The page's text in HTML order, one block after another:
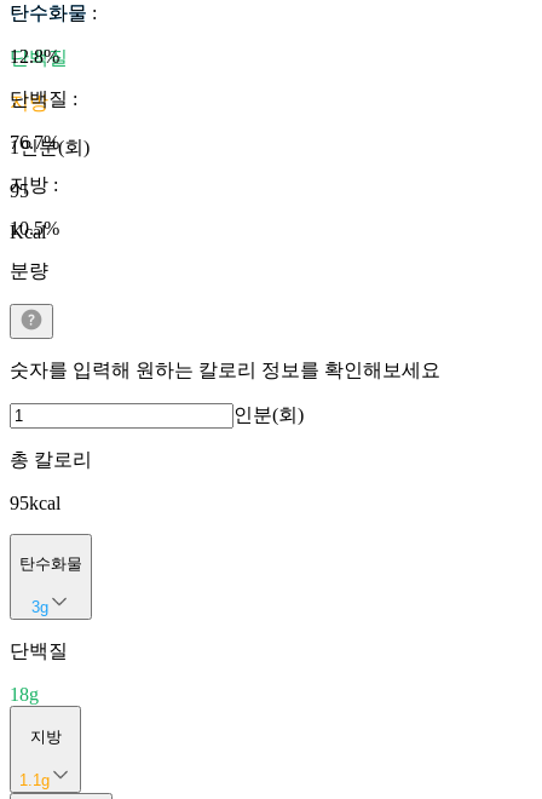
탄수화물
단백질
지방
1인분(회)
95
Kcal
탄수화물 :
12.8%
단백질 :
76.7%
지방 :
10.5%
분량
숫자를 입력해 원하는 칼로리 정보를 확인해보세요
인분(회)
총 칼로리
95kcal
탄수화물
3g
단백질
18g
지방
1.1 g